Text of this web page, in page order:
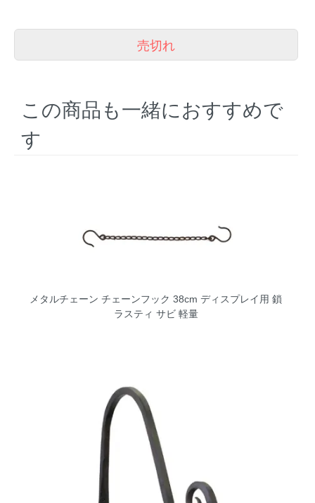
売切れ
この商品も一緒におすすめで
す
メタルチェーン チェーンフック 38cm ディスプレイ用 鎖
ラスティ サビ 軽量